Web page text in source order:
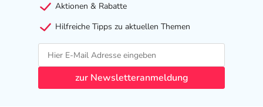
Aktionen & Rabatte
Hilfreiche Tipps zu aktuellen Themen
zur Newsletteranmeldung